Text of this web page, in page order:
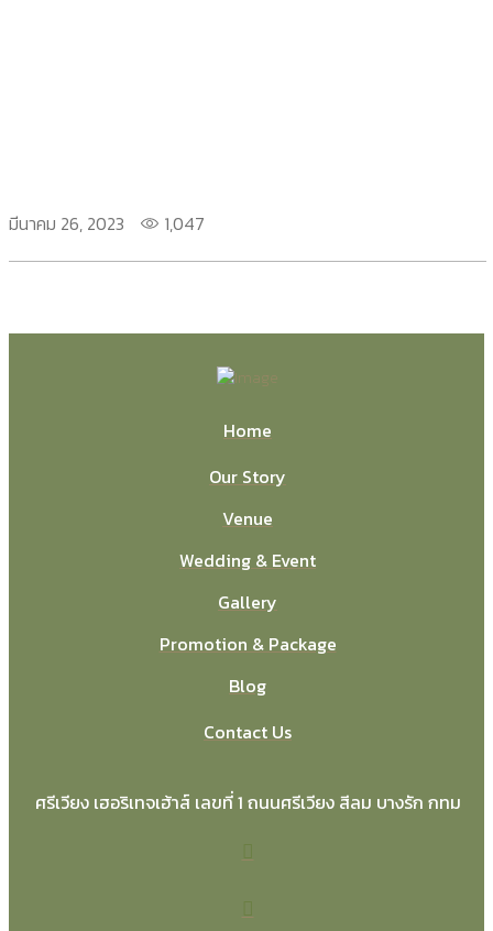
มีนาคม 26, 2023 1,047
Home
Our Story
Venue
Wedding & Event
Gallery
Promotion & Package
Blog
Contact Us
ศรีเวียง เฮอริเทจเฮ้าส์ เลขที่ 1 ถนนศรีเวียง สีลม บางรัก กทม